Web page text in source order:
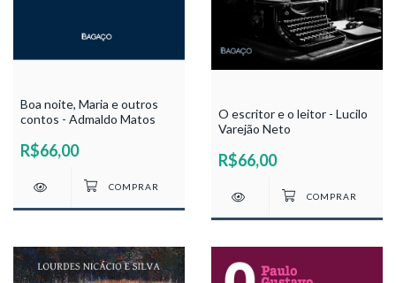
Boa noite, Maria e outros
contos - Admaldo Matos
R$66,00
O escritor e o leitor - Lucilo
Varejão Neto
R$66,00